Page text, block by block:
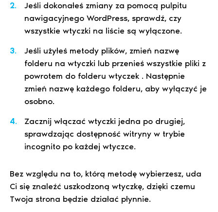
Jeśli dokonałeś zmiany za pomocą pulpitu
nawigacyjnego WordPress, sprawdź, czy
wszystkie wtyczki na liście są wyłączone.
Jeśli użyłeś metody plików, zmień nazwę
folderu na wtyczki lub przenieś wszystkie pliki z
powrotem do folderu wtyczek . Następnie
zmień nazwę każdego folderu, aby wyłączyć je
osobno.
Zacznij włączać wtyczki jedna po drugiej,
sprawdzając dostępność witryny w trybie
incognito po każdej wtyczce.
Bez względu na to, którą metodę wybierzesz, uda
Ci się znaleźć uszkodzoną wtyczkę, dzięki czemu
Twoja strona będzie działać płynnie.